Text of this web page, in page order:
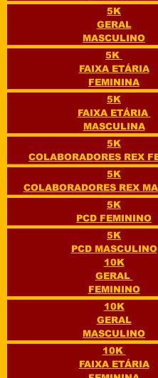
5K
GERAL
MASCULINO
5K
FAIXA ETÁRIA
FEMININA
5K
FAIXA ETÁRIA
MASCULINA
5K
COLABORADORES REX
5K
COLABORADORES REX
5K
PCD FEMININO
5K
PCD MASCULINO
10K
GERAL
FEMININO
10K
GERAL
MASCULINO
10K
FAIXA ETÁRIA